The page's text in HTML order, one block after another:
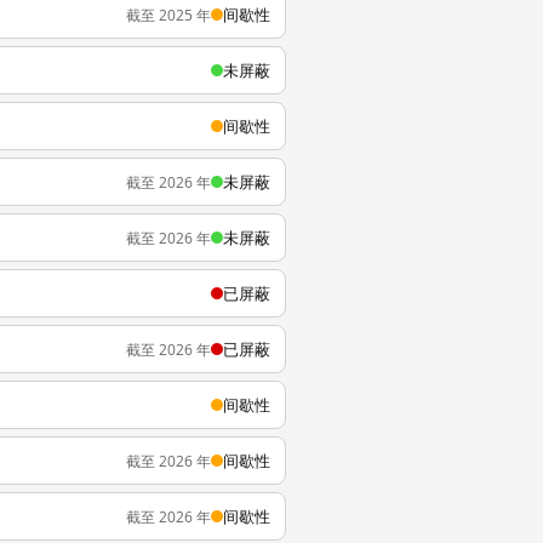
截至 2025 年 间歇性
未屏蔽
间歇性
截至 2026 年 未屏蔽
截至 2026 年 未屏蔽
已屏蔽
截至 2026 年 已屏蔽
间歇性
截至 2026 年 间歇性
截至 2026 年 间歇性